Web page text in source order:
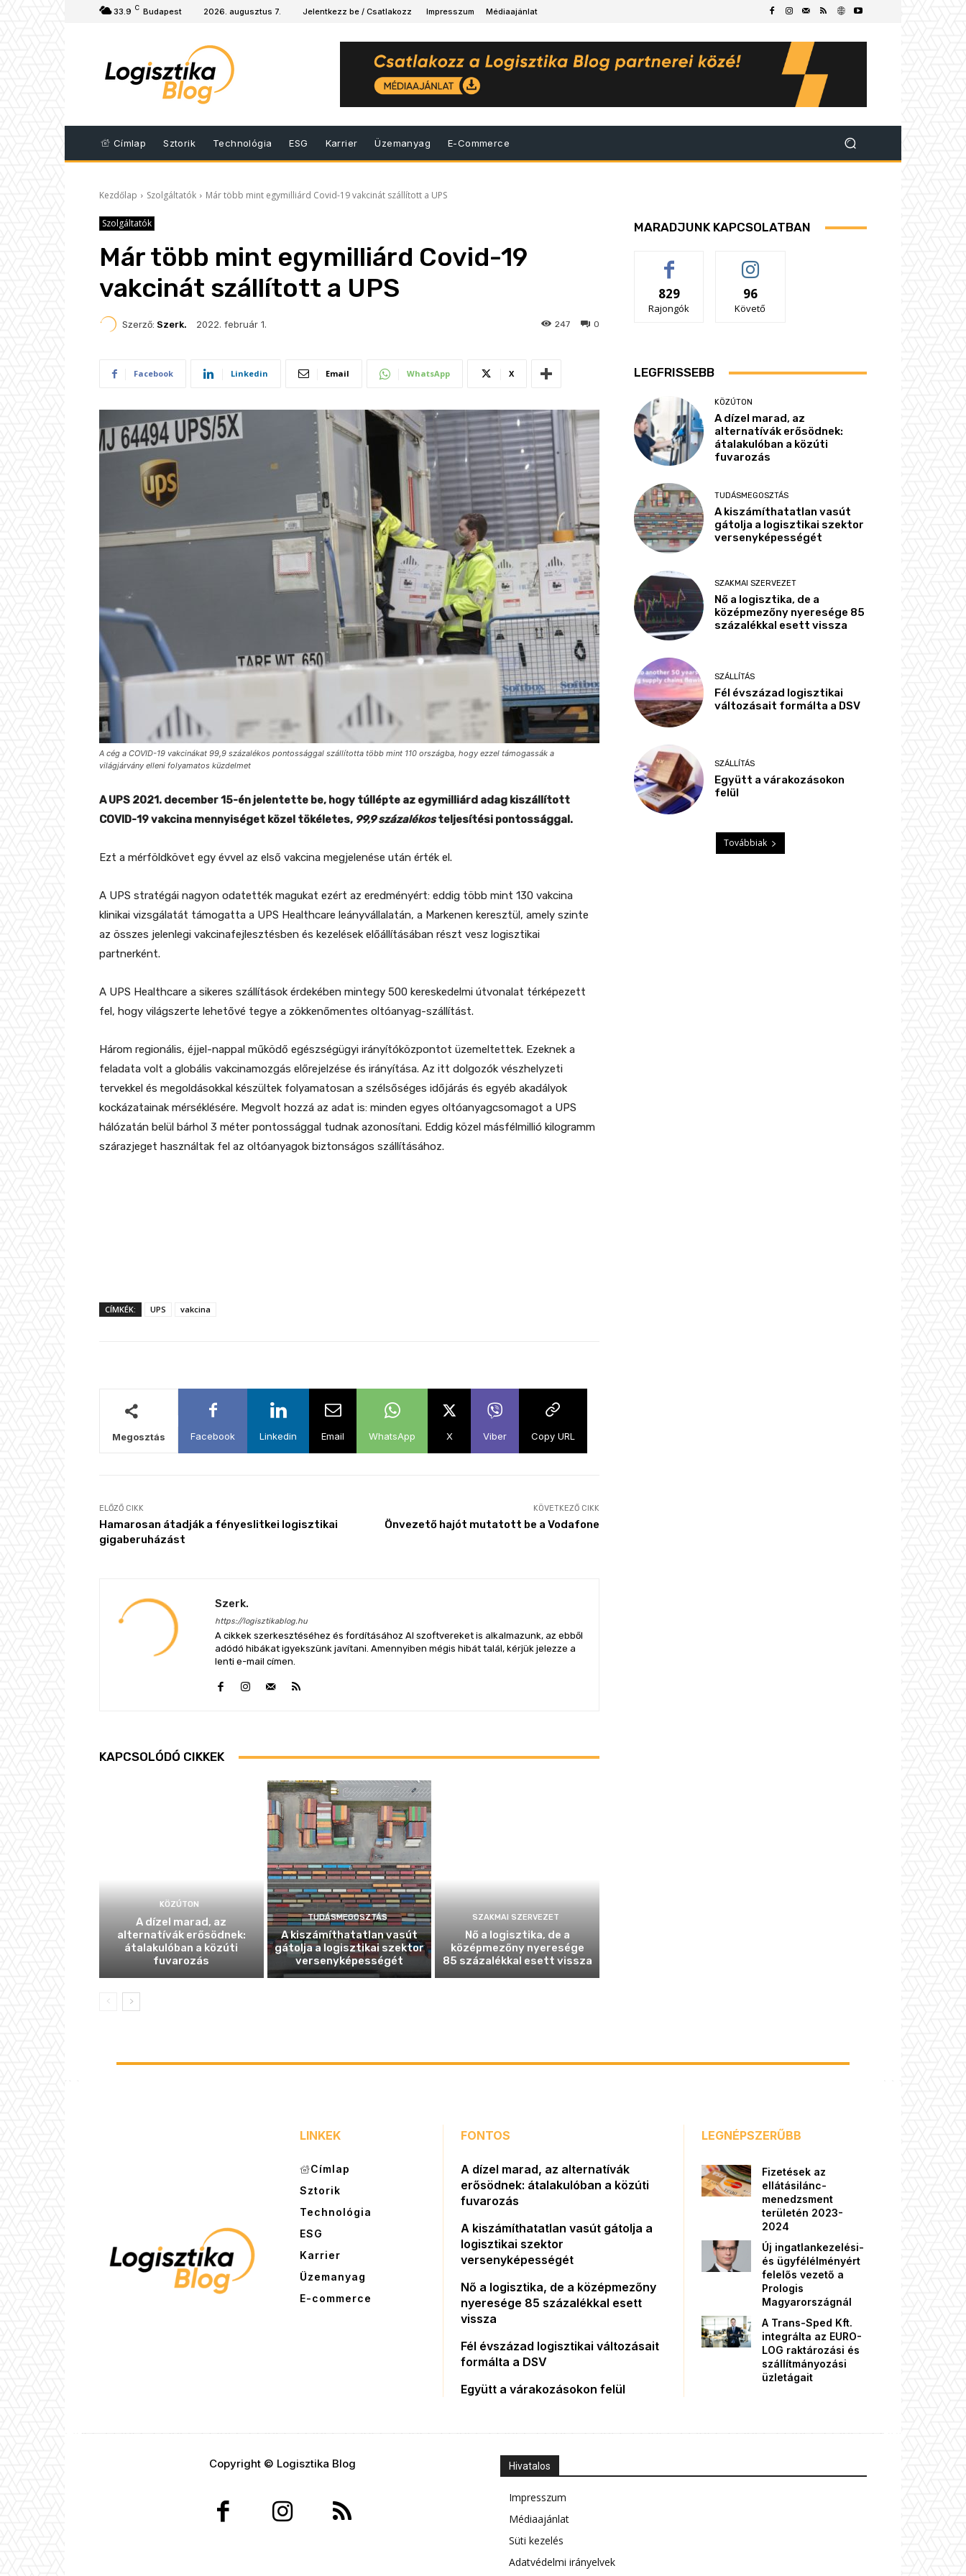
33.9 C Budapest 2026. augusztus 7. Jelentkezz be / Csatlakozz Impresszum Médiaajánlat
Címlap Sztorik Technológia ESG Karrier Üzemanyag E-Commerce
Kezdőlap Szolgáltatók Már több mint egymilliárd Covid-19 vakcinát szállított a UPS
Szolgáltatók
Már több mint egymilliárd Covid-19
vakcinát szállított a UPS
Szerző: Szerk. 2022. február 1. 0
247
Facebook Linkedin Email WhatsApp X
A cég a COVID-19 vakcinákat 99,9 százalékos pontossággal szállította több mint 110 országba, hogy ezzel támogassák a
világjárvány elleni folyamatos küzdelmet
A UPS 2021. december 15-én jelentette be, hogy túllépte az egymilliárd adag kiszállított
COVID-19 vakcina mennyiséget közel tökéletes, 99,9 százalékosteljesítési pontossággal.
Ezt a mérföldkövet egy évvel az első vakcina megjelenése után érték el.
A UPS stratégái nagyon odatették magukat ezért az eredményért: eddig több mint 130 vakcina
klinikai vizsgálatát támogatta a UPS Healthcare leányvállalatán, a Markenen keresztül, amely szinte
az összes jelenlegi vakcinafejlesztésben és kezelések előállításában részt vesz logisztikai
partnerként.
A UPS Healthcare a sikeres szállítások érdekében mintegy 500 kereskedelmi útvonalat térképezett
fel, hogy világszerte lehetővé tegye a zökkenőmentes oltóanyag-szállítást.
Három regionális, éjjel-nappal működő egészségügyi irányítóközpontot üzemeltettek. Ezeknek a
feladata volt a globális vakcinamozgás előrejelzése és irányítása. Az itt dolgozók vészhelyzeti
tervekkel és megoldásokkal készültek folyamatosan a szélsőséges időjárás és egyéb akadályok
kockázatainak mérséklésére. Megvolt hozzá az adat is: minden egyes oltóanyagcsomagot a UPS
hálózatán belül bárhol 3 méter pontossággal tudnak azonosítani. Eddig közel másfélmillió kilogramm
szárazjeget használtak fel az oltóanyagok biztonságos szállításához.
CÍMKÉK: UPS vakcina
Megosztás Facebook Linkedin Email WhatsApp X Viber Copy URL
ELŐZŐ CIKK
Hamarosan átadják a fényeslitkei logisztikai
gigaberuházást
KÖVETKEZŐ CIKK
Önvezető hajót mutatott be a Vodafone
Szerk.
https://logisztikablog.hu
A cikkek szerkesztéséhez és fordításához AI szoftvereket is alkalmazunk, az ebből
adódó hibákat igyekszünk javítani. Amennyiben mégis hibát talál, kérjük jelezze a
lenti e-mail címen.
KAPCSOLÓDÓ CIKKEK
KÖZÚTON
A dízel marad, az
alternatívák erősödnek:
átalakulóban a közúti
fuvarozás
TUDÁSMEGOSZTÁS
A kiszámíthatatlan vasút
gátolja a logisztikai szektor
versenyképességét
SZAKMAI SZERVEZET
Nő a logisztika, de a
középmezőny nyeresége
85 százalékkal esett vissza
MARADJUNK KAPCSOLATBAN
829
Rajongók
96
Követő
LEGFRISSEBB
KÖZÚTON
A dízel marad, az
alternatívák erősödnek:
átalakulóban a közúti
fuvarozás
TUDÁSMEGOSZTÁS
A kiszámíthatatlan vasút
gátolja a logisztikai szektor
versenyképességét
SZAKMAI SZERVEZET
Nő a logisztika, de a
középmezőny nyeresége 85
százalékkal esett vissza
SZÁLLÍTÁS
Fél évszázad logisztikai
változásait formálta a DSV
SZÁLLÍTÁS
Együtt a várakozásokon
felül
Továbbiak
LINKEK
Címlap
Sztorik
Technológia
ESG
Karrier
Üzemanyag
E-commerce
FONTOS
A dízel marad, az alternatívák
erősödnek: átalakulóban a közúti
fuvarozás
A kiszámíthatatlan vasút gátolja a
logisztikai szektor
versenyképességét
Nő a logisztika, de a középmezőny
nyeresége 85 százalékkal esett
vissza
Fél évszázad logisztikai változásait
formálta a DSV
Együtt a várakozásokon felül
LEGNÉPSZERŰBB
Fizetések az
ellátásilánc-
menedzsment
területén 2023-
2024
Új ingatlankezelési-
és ügyfélélményért
felelős vezető a
Prologis
Magyarországnál
A Trans-Sped Kft.
integrálta az EURO-
LOG raktározási és
szállítmányozási
üzletágait
Copyright © Logisztika Blog Hivatalos
Impresszum
Médiaajánlat
Süti kezelés
Adatvédelmi irányelvek